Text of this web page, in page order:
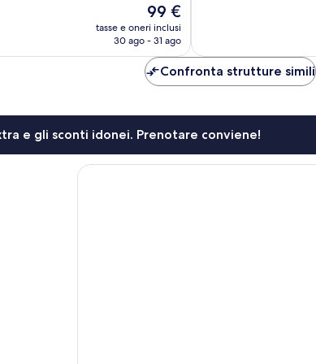
Il
prezzo
attuale
99 €
99 €
tasse e oneri inclusi
30 ago - 31 ago
Confronta strutture simili
e gli sconti idonei. Prenotare conviene!